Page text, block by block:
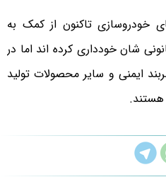
تاکنون از کمک به
شان خودداری کرده اند اما در
ایمنی و سایر محصولات تولید
هستند.